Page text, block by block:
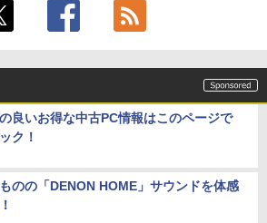
良いお得な中古PC情報はこのページで
ク！
のの「DENON HOME」サウンドを体感